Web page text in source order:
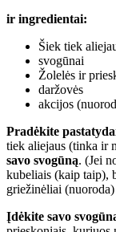
ir ingredientai:
Šiek tiek
svogūnai
Žolelės ir
daržovės
akcijos
Pradėkite
tiek aliejaus (tinka ir
savo svogūną. (Jei
kubeliais (kaip taip),
griežinėliai
Įdėkite savo